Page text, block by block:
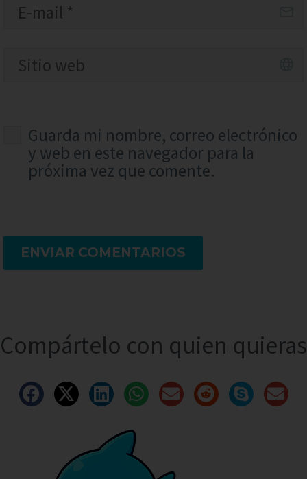
Guarda mi nombre, correo electrónico
y web en este navegador para la
próxima vez que comente.
ENVIAR COMENTARIOS
Compártelo con quien quieras